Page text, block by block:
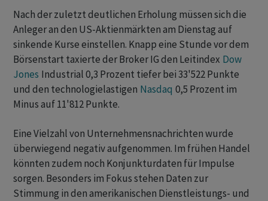
Nach der zuletzt deutlichen Erholung müssen sich die
Anleger an den US-Aktienmärkten am Dienstag auf
sinkende Kurse einstellen. Knapp eine Stunde vor dem
Börsenstart taxierte der Broker IG den Leitindex Dow
Jones Industrial 0,3 Prozent tiefer bei 33'522 Punkte
und den technologielastigen Nasdaq 0,5 Prozent im
Minus auf 11'812 Punkte.
Eine Vielzahl von Unternehmensnachrichten wurde
überwiegend negativ aufgenommen. Im frühen Handel
könnten zudem noch Konjunkturdaten für Impulse
sorgen. Besonders im Fokus stehen Daten zur
Stimmung in den amerikanischen Dienstleistungs- und